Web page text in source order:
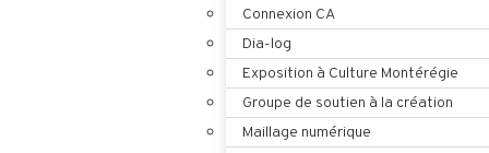
Connexion CA
Dia-log
Exposition à Culture Montérégie
Groupe de soutien à la création
Maillage numérique